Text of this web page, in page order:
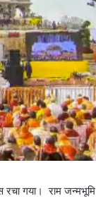
रचा गया। राम